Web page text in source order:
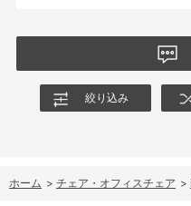
絞り込み
ホーム > チェア・オフィスチェア >